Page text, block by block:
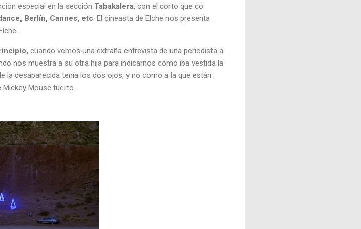
especial en la sección Tabakalera, con el corto que co
Berlín, Cannes, etc . El cineasta de Elche nos presenta
cuando vemos una extraña entrevista de una periodista a
nos muestra a su otra hija para indicarnos cómo iba vestida la
la desaparecida tenía los dos ojos, y no como a la que están
Mouse tuerto.